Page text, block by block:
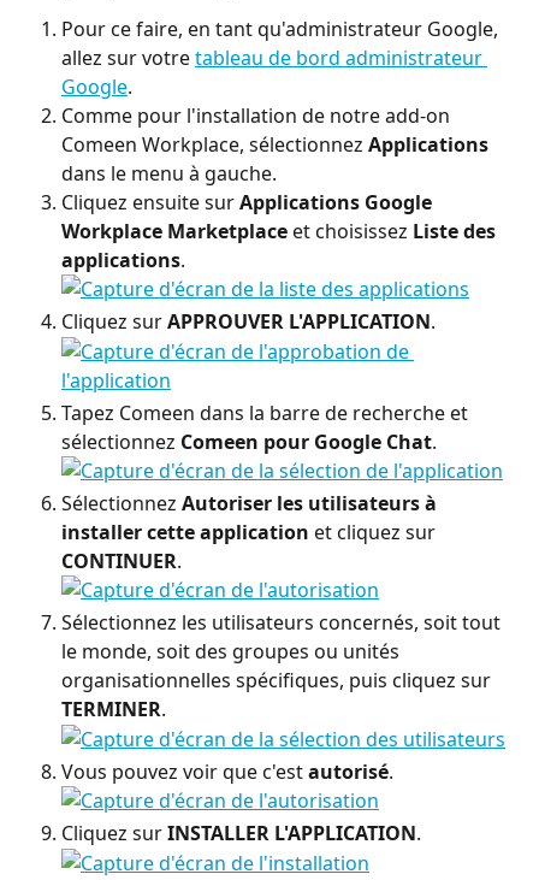
Pour ce faire, en tant qu'administrateur Google,
allez sur votre tableau de bord administrateur
Google.
Comme pour l'installation de notre add-on
Comeen Workplace, sélectionnez Applications
dans le menu à gauche.
Cliquez ensuite sur Applications Google
Workplace Marketplace et choisissez Liste des
applications.
Cliquez sur APPROUVER L'APPLICATION.
Tapez Comeen dans la barre de recherche et
sélectionnez Comeen pour Google Chat.
Sélectionnez Autoriser les utilisateurs à
installer cette application et cliquez sur
CONTINUER.
Sélectionnez les utilisateurs concernés, soit tout
le monde, soit des groupes ou unités
organisationnelles spécifiques, puis cliquez sur
TERMINER.
Vous pouvez voir que c'est autorisé.
Cliquez sur INSTALLER L'APPLICATION.